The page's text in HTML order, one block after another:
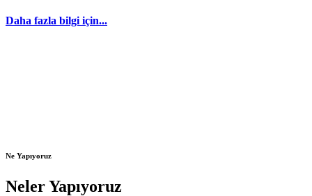
Daha fazla bilgi için...
Ne Yapıyoruz
Neler Yapıyoruz